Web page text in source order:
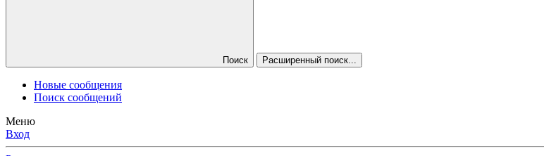
Поиск Расширенный поиск...
Новые сообщения
Поиск сообщений
Меню
Вход